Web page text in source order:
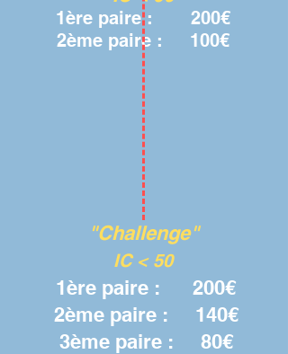
1ère paire : 200€
2ème paire : 100€
"Challenge"
IC < 50
1ère paire : 200€
2ème paire : 140€
3ème paire : 80€